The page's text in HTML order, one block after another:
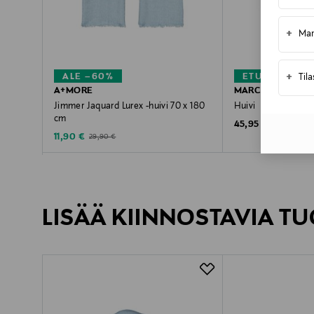
+
+
ALE –60%
A+MORE
Jimmer Jaquard Lurex -huivi 70 x 180
cm
Discounted Price
11,90 € Original Price
29,90 €
MARC O'POLO
Huivi
Original Price
45,95 €
LISÄÄ KIINNOSTAVIA